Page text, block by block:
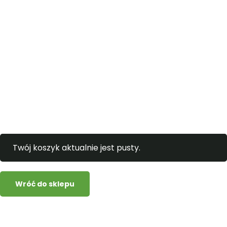
Twój koszyk aktualnie jest pusty.
Wróć do sklepu